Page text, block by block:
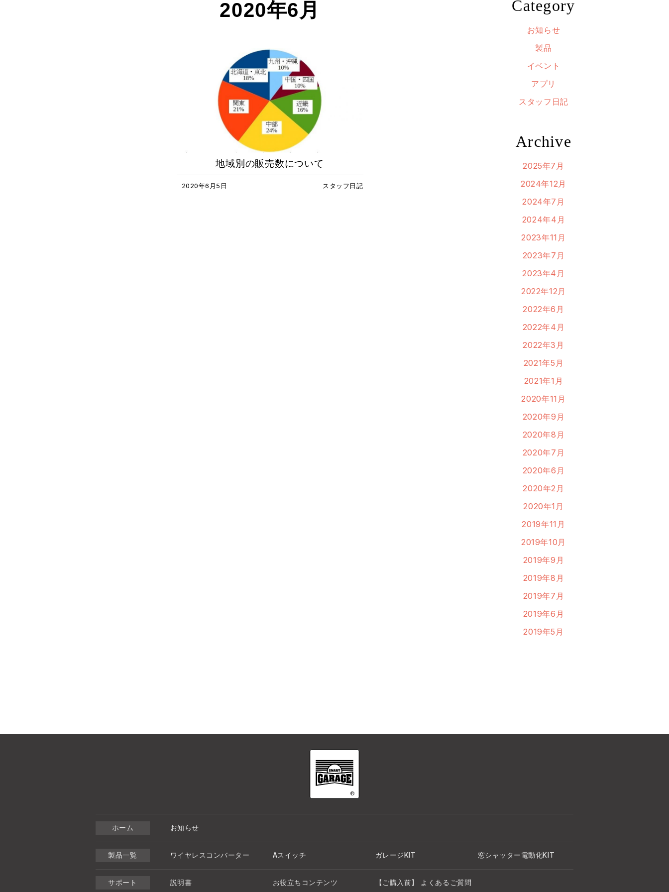
2020年6月
地域別の販売数について
2020年6月5日 スタッフ日記
Category
お知らせ
製品
イベント
アプリ
スタッフ日記
Archive
2025年7月
2024年12月
2024年7月
2024年4月
2023年11月
2023年7月
2023年4月
2022年12月
2022年6月
2022年4月
2022年3月
2021年5月
2021年1月
2020年11月
2020年9月
2020年8月
2020年7月
2020年6月
2020年2月
2020年1月
2019年11月
2019年10月
2019年9月
2019年8月
2019年7月
2019年6月
2019年5月
ホーム お知らせ
製品一覧 ワイヤレスコンバーター Aスイッチ ガレージKIT 窓シャッター電動化KIT
サポート 説明書 お役立ちコンテンツ 【ご購入前】 よくあるご質問